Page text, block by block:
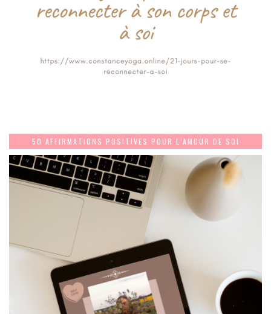
50 AFFIRMATIONS POSITIVES POUR L’AMOUR DE SOI